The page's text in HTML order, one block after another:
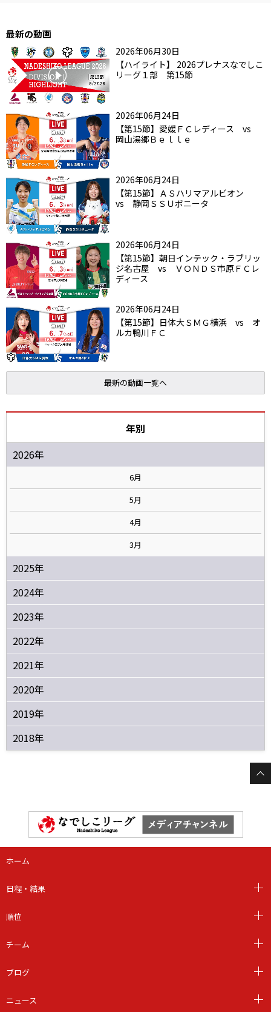
最新の動画
2026年06月30日
【ハイライト】 2026プレナスなでしこ
リーグ１部 第15節
2026年06月24日
【第15節】愛媛ＦＣレディース vs
岡山湯郷Ｂｅｌｌｅ
2026年06月24日
【第15節】ＡＳハリマアルビオン
vs 静岡ＳＳＵボニータ
2026年06月24日
【第15節】朝日インテック・ラブリッ
ジ名古屋 vs ＶＯＮＤＳ市原ＦＣレ
ディース
2026年06月24日
【第15節】日体大ＳＭＧ横浜 vs オ
ルカ鴨川ＦＣ
最新の動画一覧へ
年別
2026年
6月
5月
4月
3月
2025年
2024年
2023年
2022年
2021年
2020年
2019年
2018年
ホーム
日程・結果
順位
チーム
ブログ
ニュース